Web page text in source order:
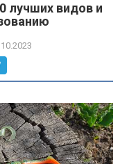
лучших видов и